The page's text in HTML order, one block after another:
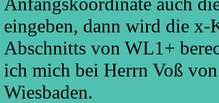
eingeben, dann wird die x-
Abschnitts von WL1+
ich mich bei Herrn Voß
Wiesbaden.